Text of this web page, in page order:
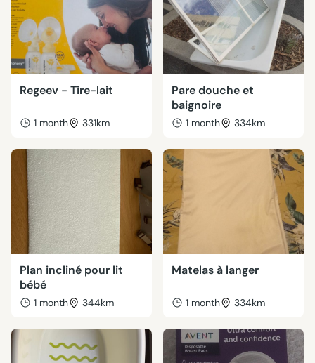
Regeev - Tire-lait
1 month 331km
Pare douche et
baignoire
1 month 334km
Plan incliné pour lit
bébé
1 month 344km
Matelas à langer
1 month 334km